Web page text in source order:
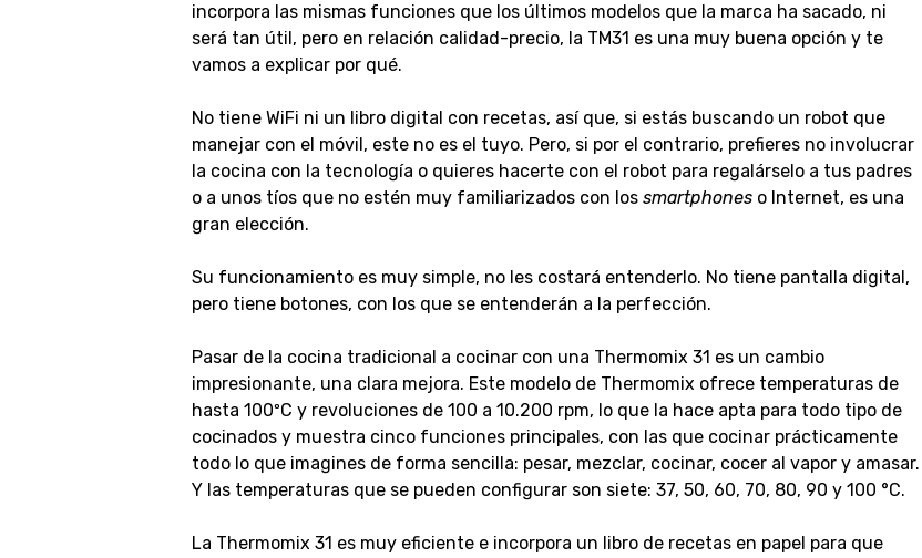
incorpora las mismas funciones que los últimos modelos que la marca ha sacado, ni
será tan útil, pero en relación calidad-precio, la TM31 es una muy buena opción y te
vamos a explicar por qué.
No tiene WiFi ni un libro digital con recetas, así que, si estás buscando un robot que
manejar con el móvil, este no es el tuyo. Pero, si por el contrario, prefieres no involucrar
la cocina con la tecnología o quieres hacerte con el robot para regalárselo a tus padres
o a unos tíos que no estén muy familiarizados con los smartphoneso Internet, es una
gran elección.
Su funcionamiento es muy simple, no les costará entenderlo. No tiene pantalla digital,
pero tiene botones, con los que se entenderán a la perfección.
Pasar de la cocina tradicional a cocinar con una Thermomix 31 es un cambio
impresionante, una clara mejora. Este modelo de Thermomix ofrece temperaturas de
hasta 100ºC y revoluciones de 100 a 10.200 rpm, lo que la hace apta para todo tipo de
cocinados y muestra cinco funciones principales, con las que cocinar prácticamente
todo lo que imagines de forma sencilla: pesar, mezclar, cocinar, cocer al vapor y amasar.
Y las temperaturas que se pueden configurar son siete: 37, 50, 60, 70, 80, 90 y 100 °C.
La Thermomix 31 es muy eficiente e incorpora un libro de recetas en papel para que